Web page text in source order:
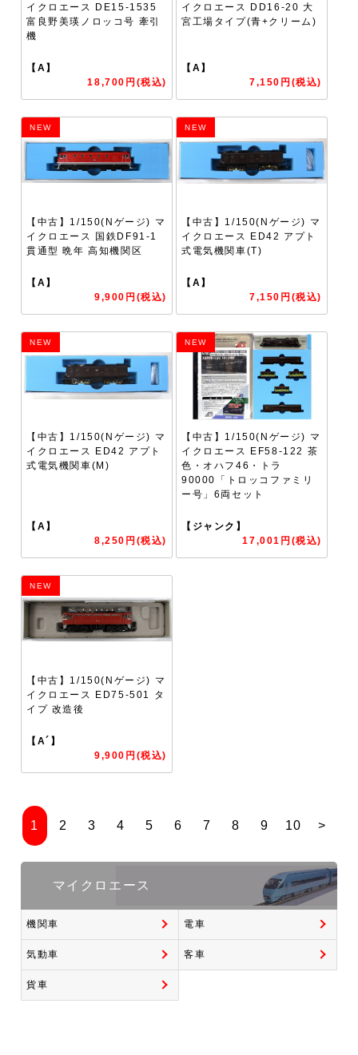
イクロエース DE15-1535
富良野美瑛ノロッコ号 牽引
機
【A】
18,700円(税込)
イクロエース DD16-20 大
宮工場タイプ(青+クリーム)
【A】
7,150円(税込)
NEW
【中古】1/150(Nゲージ) マ
イクロエース 国鉄DF91-1
貫通型 晩年 高知機関区
【A】
9,900円(税込)
NEW
【中古】1/150(Nゲージ) マ
イクロエース ED42 アプト
式電気機関車(T)
【A】
7,150円(税込)
NEW
【中古】1/150(Nゲージ) マ
イクロエース ED42 アプト
式電気機関車(M)
【A】
8,250円(税込)
NEW
【中古】1/150(Nゲージ) マ
イクロエース EF58-122 茶
色・オハフ46・トラ
90000「トロッコファミリ
ー号」6両セット
【ジャンク】
17,001円(税込)
NEW
【中古】1/150(Nゲージ) マ
イクロエース ED75-501 タ
イプ 改造後
【A´】
9,900円(税込)
1 2 3 4 5 6 7 8 9 10 >
マイクロエース
機関車 電車
気動車 客車
貨車